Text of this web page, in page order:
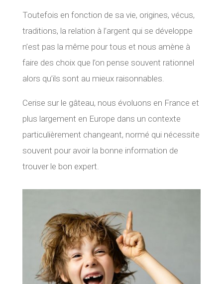
Toutefois en fonction de sa vie, origines, vécus,
traditions, la relation à l’argent qui se développe
n’est pas la même pour tous et nous amène à
faire des choix que l’on pense souvent rationnel
alors qu’ils sont au mieux raisonnables.
Cerise sur le gâteau, nous évoluons en France et
plus largement en Europe dans un contexte
particulièrement changeant, normé qui nécessite
souvent pour avoir la bonne information de
trouver le bon expert.